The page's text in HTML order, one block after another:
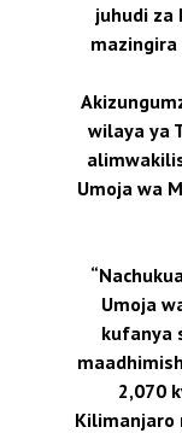
juhudi za
wilaya ya
Umoja wa
Umoja
kufanya
2,070
Kilimanjaro